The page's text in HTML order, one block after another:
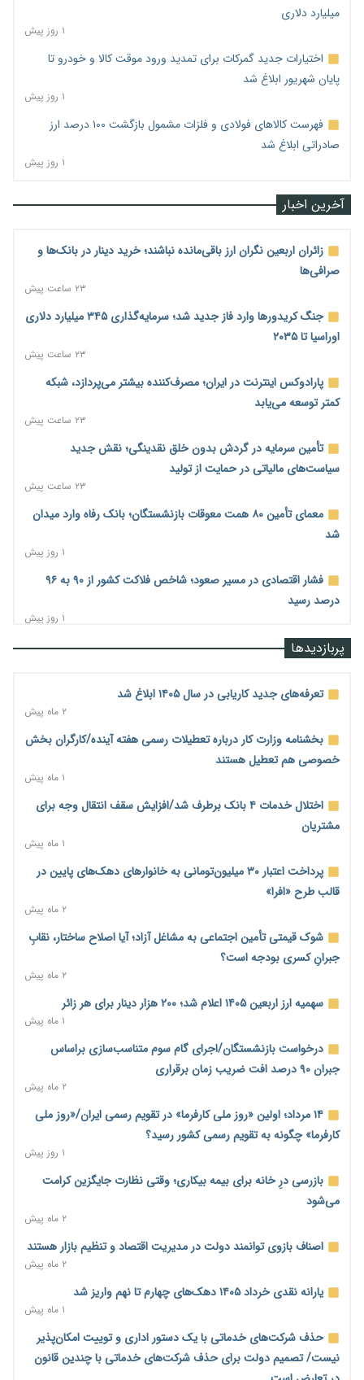
میلیارد دلاری
۱ روز پیش
اختیارات جدید گمرکات برای تمدید ورود موقت کالا و خودرو تا
پایان شهریور ابلاغ شد
۱ روز پیش
فهرست کالاهای فولادی و فلزات مشمول بازگشت ۱۰۰ درصد ارز
صادراتی ابلاغ شد
۱ روز پیش
آخرین اخبار
زائران اربعین نگران ارز باقی‌مانده نباشند؛ خرید دینار در بانک‌ها و
صرافی‌ها
۲۳ ساعت پیش
جنگ کریدورها وارد فاز جدید شد؛ سرمایه‌گذاری ۳۴۵ میلیارد دلاری
اوراسیا تا ۲۰۳۵
۲۳ ساعت پیش
پارادوکس اینترنت در ایران؛ مصرف‌کننده بیشتر می‌پردازد، شبکه
کمتر توسعه می‌یابد
۲۳ ساعت پیش
تأمین سرمایه در گردش بدون خلق نقدینگی؛ نقش جدید
سیاست‌های مالیاتی در حمایت از تولید
۲۳ ساعت پیش
معمای تأمین ۸۰ همت معوقات بازنشستگان؛ بانک رفاه وارد میدان
شد
۱ روز پیش
فشار اقتصادی در مسیر صعود؛ شاخص فلاکت کشور از ۹۰ به ۹۶
درصد رسید
۱ روز پیش
رشد ۷۵ هزار میلیاردی بازار خرید اعتباری؛ فین‌تک‌ها وارد میدان
آغاز اجرای پایلوت «ردا کارت» برای دانشجویان تحصیلات تکمیلی
۱ روز پیش
محدودیت تازه برای شبکه بانکی؛ افزایش سپرده قانونی با هدف
کنترل تورم
۱ روز پیش
ترمز تولید خودرو کشیده شد؛ افت ۲۵ درصدی تیراژ ایران‌خودرو،
سایپا و پارس‌خودرو
۱ روز پیش
بنگاه‌داری بانک‌ها؛ مانع بزرگ خانه‌دار شدن مستأجران
نماینده مجلس: توسعه مرزهای زمینی به راهبرد تأمین کالاهای
اساسی تبدیل شود
۱ روز پیش
خانه کارگر قزوین: شکاف دستمزد و هزینه معیشت هر روز عمیق‌تر
می‌شود
۱ روز پیش
رئیس سازمان امور مالیاتی: بلاگرهای پردرآمد مشمول پرداخت
مالیات هستند
۱ روز پیش
پیش‌بینی افزایش تولید برنج؛ نیاز وارداتی کشور به ۵۰۰ هزار تن
کاهش می‌یابد
۱ روز پیش
امضای تفاهم‌نامه تجاری ایران و پاکستان؛ هدف‌گذاری تجارت ۱۰
اختیارات جدید گمرکات برای تمدید ورود موقت کالا و خودرو تا
پایان شهریور ابلاغ شد
۱ روز پیش
پربازدیدها
تعرفه‌های جدید کاریابی در سال ۱۴۰۵ ابلاغ شد
۲ ماه پیش
بخشنامه وزارت کار درباره تعطیلات رسمی هفته آینده/کارگران بخش
خصوصی هم تعطیل هستند
۱ ماه پیش
اختلال خدمات ۴ بانک برطرف شد/افزایش سقف انتقال وجه برای
مشتریان
۱ ماه پیش
پرداخت اعتبار ۳۰ میلیون‌تومانی به خانوارهای دهک‌های پایین در
قالب طرح «افرا»
۲ ماه پیش
شوک قیمتی تأمین اجتماعی به مشاغل آزاد؛ آیا اصلاح ساختار، نقابِ
جبرانِ کسری بودجه است؟
۲ ماه پیش
سهمیه ارز اربعین ۱۴۰۵ اعلام شد؛ ۲۰۰ هزار دینار برای هر زائر
۱ ماه پیش
درخواست بازنشستگان/اجرای گام سوم متناسب‌سازی براساس
جبران ۹۰ درصد افت ضریب زمان برقراری
۲ ماه پیش
۱۴ مرداد؛ اولین «روز ملی کارفرما» در تقویم رسمی ایران/«روز ملی
کارفرما» چگونه به تقویم رسمی کشور رسید؟
۱ روز پیش
بازرسی درِ خانه برای بیمه بیکاری؛ وقتی نظارت جایگزین کرامت
می‌شود
۲ ماه پیش
اصناف بازوی توانمند دولت در مدیریت اقتصاد و تنظیم بازار هستند
۲ ماه پیش
یارانه نقدی خرداد ۱۴۰۵ دهک‌های چهارم تا نهم واریز شد
۱ ماه پیش
حذف شرکت‌های خدماتی با یک دستور اداری و توییت امکان‌پذیر
نیست/ تصمیم دولت برای حذف شرکت‌های خدماتی با چندین قانون